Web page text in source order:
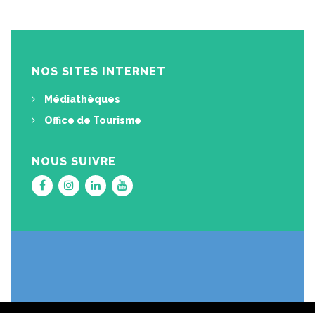
NOS SITES INTERNET
Médiathèques
Office de Tourisme
NOUS SUIVRE
Lien
vers
Facebook
Lien
vers
Instagram
Lien
vers
Linkedin
Lien
vers
Youtube